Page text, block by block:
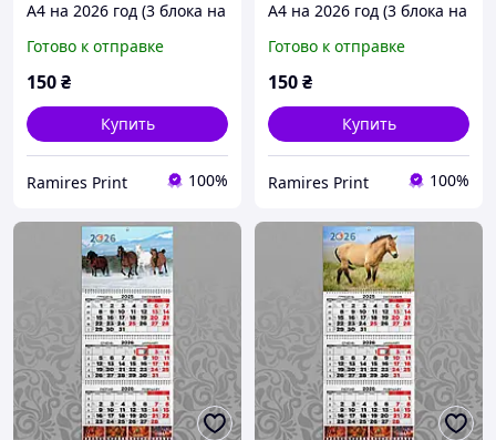
А4 на 2026 год (3 блока на
поле) офсет Конь 021
Готово к отправке
150₴
Купить
Ramires Print 100%
А4 на 2026 год (3 блока на
поле) офсет Конь 022
Готово к отправке
150₴
Купить
Ramires Print 100%